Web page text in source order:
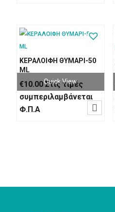
ΚΕΡΑΛΟΙΦΗ ΘΥΜΑΡΙ-50
ML
€10.00 Στις τιμές
συμπεριλαμβάνεται
Φ.Π.Α
Quick View
